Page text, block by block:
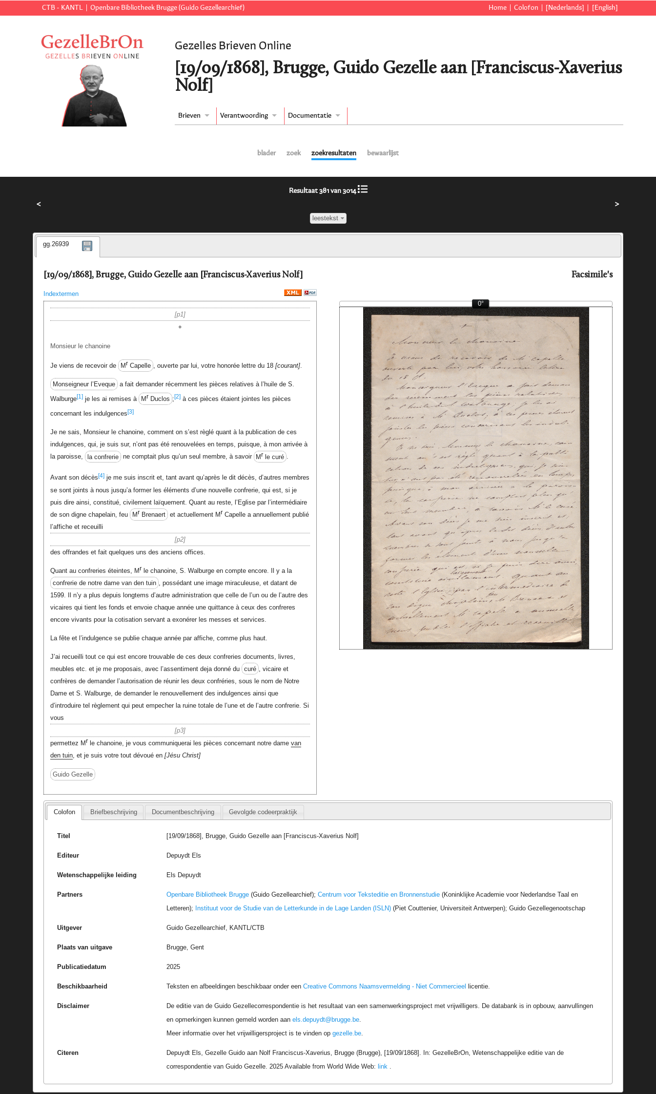
CTB - KANTL Openbare Bibliotheek Brugge (Guido Gezellearchief) Home Colofon [Nederlands] [English]
Gezelles Brieven Online
[19/09/1868], Brugge, Guido Gezelle aan [Franciscus-Xaverius
Nolf]
Brieven Verantwoording Documentatie
blader zoek zoekresultaten bewaarlijst
<
Resultaat 381 van 3014
leestekst
>
gg.26939
[19/09/1868], Brugge, Guido Gezelle aan [Franciscus-Xaverius Nolf]
Indextermen
Facsimile's
p1
+
Monsieur le chanoine
Je viens de recevoir de Mr Capelle , ouverte par lui, votre honorée lettre du 18 courant .
Monseigneur l’Eveque a fait demander récemment les pièces relatives à l’huile de S.
Walburge[1]je les ai remises à Mr Duclos ;[2]à ces pièces étaient jointes les pièces
concernant les indulgences[3]
Je ne sais, Monsieur le chanoine, comment on s’est règlé quant à la publication de ces
indulgences, qui, je suis sur, n’ont pas été renouvelées en temps, puisque, à mon arrivée à
la paroisse,
la confrerie ne comptait plus qu’un seul membre, à savoir Mr le curé .
Avant son décès[4]je me suis inscrit et, tant avant qu’après le dit décès, d’autres membres
se sont joints à nous jusqu’a former les éléments d’une nouvelle confrerie, qui est, si je
puis dire ainsi, constitué, civilement laïquement. Quant au reste, l’Eglise par l’intermédiaire
de son digne chapelain, feu
Mr Brenaert et actuellement Mr Capelle a annuellement publié
l’affiche et receuilli
p2
des offrandes et fait quelques uns des anciens offices.
Quant au confreries éteintes, Mr le chanoine, S. Walburge en compte encore. Il y a la
confrerie de notre dame van den tuin , possédant une image miraculeuse, et datant de
1599. Il n’y a plus depuis longtems d’autre administration que celle de l’un ou de l’autre des
vicaires qui tient les fonds et envoie chaque année une quittance à ceux des confreres
encore vivants pour la cotisation servant a exonérer les messes et services.
La fête et l’indulgence se publie chaque année par affiche, comme plus haut.
J’ai recueilli tout ce qui est encore trouvable de ces deux confreries documents, livres,
meubles etc. et je me proposais, avec l’assentiment deja donné du curé , vicaire et
confrères de demander l’autorisation de réunir les deux confréries, sous le nom de Notre
Dame et S. Walburge, de demander le renouvellement des indulgences ainsi que
d’introduire tel règlement qui peut empecher la ruine totale de l’une et de l’autre confrerie. Si
vous
p3
permettez Mr le chanoine, je vous communiquerai les pièces concernant notre dame van
den tuin, et je suis votre tout dévoué en Jésu Christ
Guido Gezelle
0°
Colofon Briefbeschrijving Documentbeschrijving Gevolgde codeerpraktijk
Titel [19/09/1868], Brugge, Guido Gezelle aan [Franciscus-Xaverius Nolf]
Editeur Depuydt Els
Wetenschappelijke leiding Els Depuydt
Partners Openbare Bibliotheek Brugge (Guido Gezellearchief);Centrum voor Teksteditie en Bronnenstudie (Koninklijke Academie voor Nederlandse Taal en
Letteren); Instituut voor de Studie van de Letterkunde in de Lage Landen (ISLN) (Piet Couttenier, Universiteit Antwerpen); Guido Gezellegenootschap
Uitgever Guido Gezellearchief, KANTL/CTB
Plaats van uitgave Brugge, Gent
Publicatiedatum 2025
Beschikbaarheid Teksten en afbeeldingen beschikbaar onder eenCreative Commons Naamsvermelding - Niet Commercieel licentie.
Disclaimer
De editie van de Guido Gezellecorrespondentie is het resultaat van een samenwerkingsproject met vrijwilligers. De databank is in opbouw, aanvullingen
en opmerkingen kunnen gemeld worden aanels.depuydt@brugge.be
Meer informatie over het vrijwilligersproject is te vinden opgezelle.be
Citeren
Depuydt Els, Gezelle Guido aan Nolf Franciscus-Xaverius, Brugge (Brugge), [19/09/1868]. In: GezelleBrOn, Wetenschappelijke editie van de
correspondentie van Guido Gezelle. 2025 Available from World Wide Web:link